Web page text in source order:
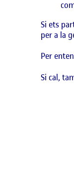
Si ets
per a la
Per
Si cal,